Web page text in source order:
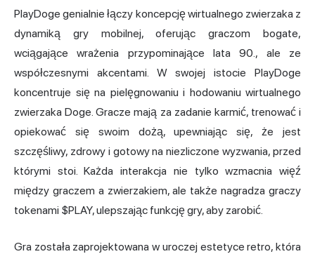
PlayDoge genialnie łączy koncepcję wirtualnego zwierzaka z
dynamiką gry mobilnej, oferując graczom bogate,
wciągające wrażenia przypominające lata 90., ale ze
współczesnymi akcentami. W swojej istocie PlayDoge
koncentruje się na pielęgnowaniu i hodowaniu wirtualnego
zwierzaka Doge. Gracze mają za zadanie karmić, trenować i
opiekować się swoim dożą, upewniając się, że jest
szczęśliwy, zdrowy i gotowy na niezliczone wyzwania, przed
którymi stoi. Każda interakcja nie tylko wzmacnia więź
między graczem a zwierzakiem, ale także nagradza graczy
tokenami $PLAY, ulepszając funkcję gry, aby zarobić.
Gra została zaprojektowana w uroczej estetyce retro, która